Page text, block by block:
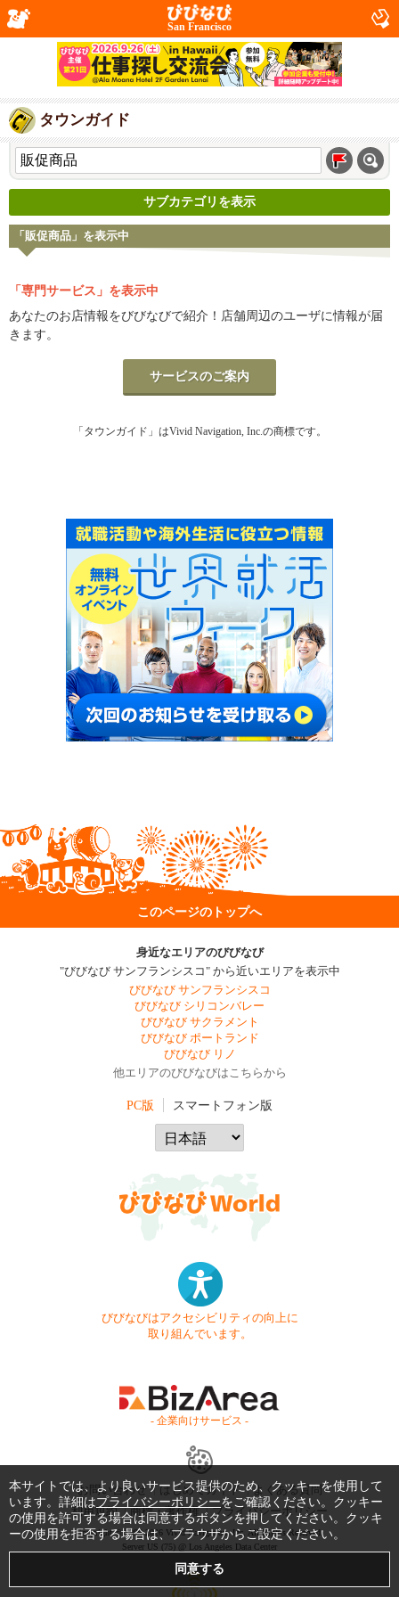
San Francisco
タウンガイド
サブカテゴリを表示
「販促商品」を表示中
「専門サービス」を表示中
あなたのお店情報をびびなびで紹介！店舗周辺のユーザに情報が届
きます。
サービスのご案内
「タウンガイド」はVivid Navigation, Inc.の商標です。
このページのトップへ
身近なエリアのびびなび
"びびなび サンフランシスコ" から近いエリアを表示中
びびなび サンフランシスコ
びびなび シリコンバレー
びびなび サクラメント
びびなび ポートランド
びびなび リノ
他エリアのびびなびはこちらから
PC版 スマートフォン版
びびなびはアクセシビリティの向上に
取り組んでいます。
- 企業向けサービス -
お問い合わせ はじめてガイド
よくある質問
利用規約
商標・著作権 プライバシーポリシー
Copyright © 1999-2026 Vivid Navigation, Inc. All Rights Reserved.
Server US (75) @ Los Angeles Data Center
本サイトでは、より良いサービス提供のため、クッキーを使用して
います。詳細はプライバシーポリシーをご確認ください。クッキー
の使用を許可する場合は同意するボタンを押してください。クッキ
ーの使用を拒否する場合は、ブラウザからご設定ください。